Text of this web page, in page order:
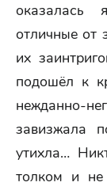
оказалась
отличные от
их
подошёл к
нежданно-
завизжала
утихла…
толком и не